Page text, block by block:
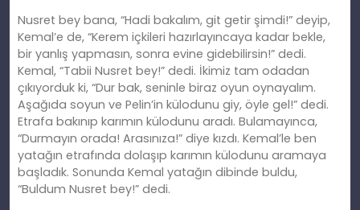
Nusret bey bana, “Hadi bakalım, git getir şimdi!” deyip,
Kemal’e de, “Kerem içkileri hazırlayıncaya kadar bekle,
bir yanlış yapmasın, sonra evine gidebilirsin!” dedi.
Kemal, “Tabii Nusret bey!” dedi. İkimiz tam odadan
çıkıyorduk ki, “Dur bak, seninle biraz oyun oynayalım.
Aşağıda soyun ve Pelin’in külodunu giy, öyle gel!” dedi.
Etrafa bakınıp karımın külodunu aradı. Bulamayınca,
“Durmayın orada! Arasınıza!” diye kızdı. Kemal’le ben
yatağın etrafında dolaşıp karımın külodunu aramaya
başladık. Sonunda Kemal yatağın dibinde buldu,
“Buldum Nusret bey!” dedi.